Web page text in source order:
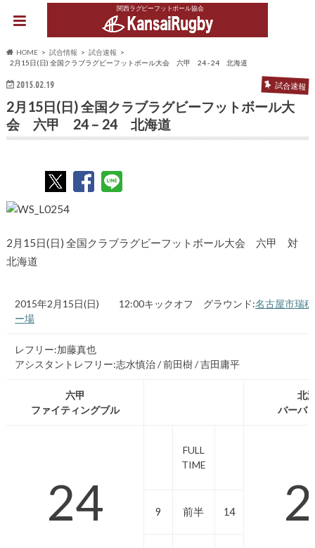
関西ラグビーフットボール協会
HOME 試合情報
試合速報
2月15日(日) 全国クラブラグビーフットボール大会 六甲 24 - 24 北海道
2015.02.19 試合速報
2月15日(日) 全国クラブラグビーフットボール大
会 六甲 24 – 24 北海道
2月15日(日) 全国クラブラグビーフットボール大会 六甲 対
北海道
2015年2月15日(日) 12:00キックオフ グラウンド:名古屋市瑞
ー場
レフリー:加藤真也
アシスタントレフリー:志水慎治 / 前田樹 / 吉田庸平
六甲
ファイティングブル
北
バーバ
24
FULL
TIME
9 前半 14